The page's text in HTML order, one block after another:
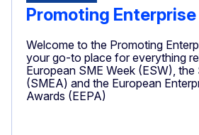
Promoting Enterprise
Welcome to the Promoting
your go-to place for everything
European SME Week (ESW),
(SMEA) and the European
Awards (EEPA)